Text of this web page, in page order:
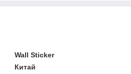
Wall Sticker
Китай